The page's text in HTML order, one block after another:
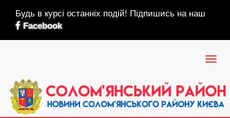
Будь в курсі останніх подій! Підпишись на наш
Facebook